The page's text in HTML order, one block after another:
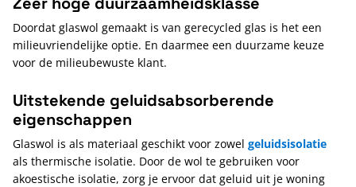
Doordat glaswol gemaakt is van gerecycled glas is het een
milieuvriendelijke optie. En daarmee een duurzame keuze
voor de milieubewuste klant.
Uitstekende geluidsabsorberende
eigenschappen
Glaswol is als materiaal geschikt voor zowel geluidsisolatie
als thermische isolatie. Door de wol te gebruiken voor
akoestische isolatie, zorg je ervoor dat geluid uit je woning